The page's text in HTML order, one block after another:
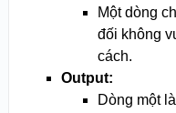
Một dòng
đối không
cách.
Output:
Dòng một